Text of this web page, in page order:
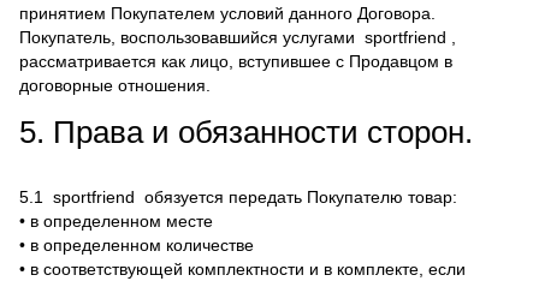
принятием Покупателем условий данного Договора.
Покупатель, воспользовавшийся услугами sportfriend ,
рассматривается как лицо, вступившее с Продавцом в
договорные отношения.
5. Права и обязанности сторон.
5.1 sportfriend обязуется передать Покупателю товар:
• в определенном месте
• в определенном количестве
• в соответствующей комплектности и в комплекте, если